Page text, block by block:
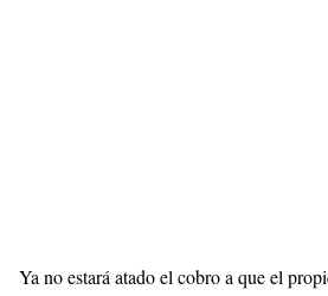
Ya no estará atado el cobro a que el